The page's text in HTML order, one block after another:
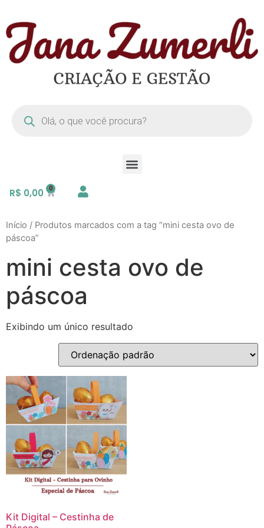
R$ 0,00
Início / Produtos marcados com a tag “mini cesta ovo de
páscoa”
mini cesta ovo de
páscoa
Exibindo um único resultado
Kit Digital – Cestinha de